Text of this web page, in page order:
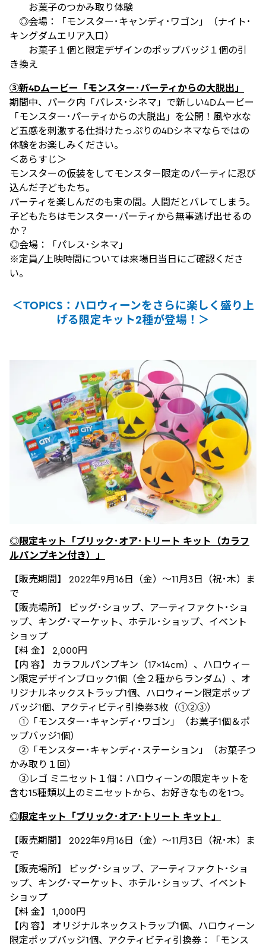
お菓子のつかみ取り体験
◎会場：「モンスター･キャンディ･ワゴン」（ナイト･
キングダムエリア入口）
お菓子１個と限定デザインのポップバッジ１個の引
き換え
③新4Dムービー「モンスター･パーティからの大脱出」
期間中、パーク内「パレス･シネマ」で新しい4Dムービー
「モンスター･パーティからの大脱出」を公開！風や水な
ど五感を刺激する仕掛けたっぷりの4Dシネマならではの
体験をお楽しみください。
＜あらすじ＞
モンスターの仮装をしてモンスター限定のパーティに忍び
込んだ子どもたち。
パーティを楽しんだのも束の間。人間だとバレてしまう。
子どもたちはモンスター･パーティから無事逃げ出せるの
か？
◎会場：「パレス･シネマ」
※定員/上映時間については来場日当日にご確認くださ
い。
＜TOPICS：ハロウィーンをさらに楽しく盛り上
げる限定キット2種が登場！＞
◎限定キット「ブリック･オア･トリート キット（カラフ
ルパンプキン付き）」
【販売期間】 2022年9月16日（金）～11月3日（祝･木）ま
で
【販売場所】 ビッグ･ショップ、アーティファクト･ショ
ップ、キング･マーケット、ホテル･ショップ、イベント
ショップ
【料 金】 2,000円
【内 容】 カラフルパンプキン（17×14cm）、ハロウィー
ン限定デザインブロック1個（全２種からランダム）、オ
リジナルネックストラップ1個、ハロウィーン限定ポップ
バッジ1個、アクティビティ引換券3枚（①②③）
①「モンスター･キャンディ･ワゴン」（お菓子1個＆ポ
ップバッジ1個）
②「モンスター･キャンディ･ステーション」（お菓子つ
かみ取り１回）
③レゴ ミニセット１個：ハロウィーンの限定キットを
含む15種類以上のミニセットから、お好きなものを1つ。
◎限定キット「ブリック･オア･トリート キット」
【販売期間】 2022年9月16日（金）～11月3日（祝･木）ま
で
【販売場所】 ビッグ･ショップ、アーティファクト･ショ
ップ、キング･マーケット、ホテル･ショップ、イベント
ショップ
【料 金】 1,000円
【内 容】 オリジナルネックストラップ1個、ハロウィーン
限定ポップバッジ1個、アクティビティ引換券：「モンス